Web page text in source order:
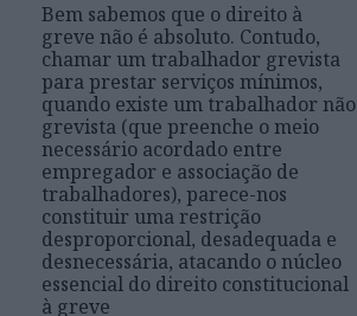
Bem sabemos que o direito à
greve não é absoluto. Contudo,
chamar um trabalhador grevista
para prestar serviços mínimos,
quando existe um trabalhador não
grevista (que preenche o meio
necessário acordado entre
empregador e associação de
trabalhadores), parece-nos
constituir uma restrição
desproporcional, desadequada e
desnecessária, atacando o núcleo
essencial do direito constitucional
à greve